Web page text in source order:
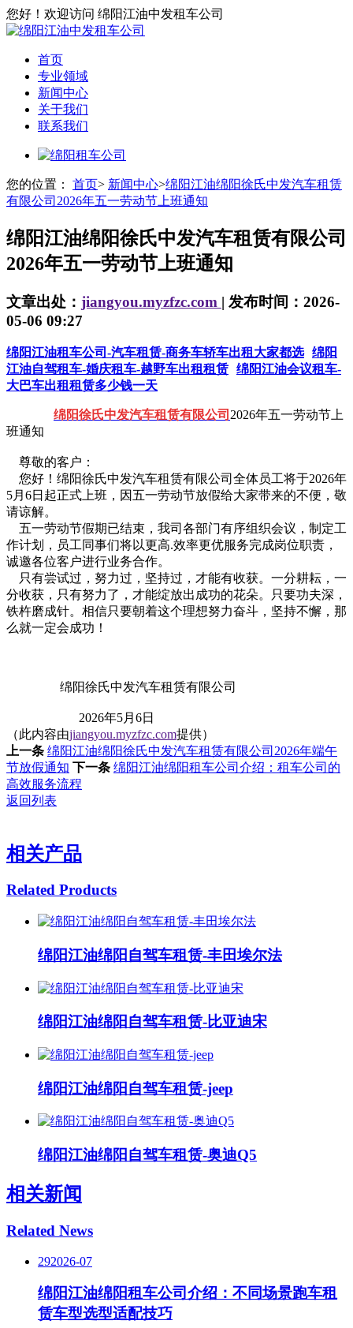
您好！欢迎访问 绵阳江油中发租车公司
首页
专业领域
新闻中心
关于我们
联系我们
您的位置： 首页> 新闻中心>绵阳江油绵阳徐氏中发汽车租赁
有限公司2026年五一劳动节上班通知
绵阳江油绵阳徐氏中发汽车租赁有限公司
2026年五一劳动节上班通知
文章出处： jiangyou.myzfzc.com | 发布时间：2026-
05-06 09:27
绵阳江油租车公司-汽车租赁-商务车轿车出租大家都选 绵阳
江油自驾租车-婚庆租车-越野车出租租赁 绵阳江油会议租车-
大巴车出租租赁多少钱一天
绵阳徐氏中发汽车租赁有限公司 2026年五一劳动节上
班通知
尊敬的客户：
您好！绵阳徐氏中发汽车租赁有限公司全体员工将于2026年
5月6日起正式上班，因五一劳动节放假给大家带来的不便，敬
请谅解。
五一劳动节假期已结束，我司各部门有序组织会议，制定工
作计划，员工同事们将以更高.效率更优服务完成岗位职责，
诚邀各位客户进行业务合作。
只有尝试过，努力过，坚持过，才能有收获。一分耕耘，一
分收获，只有努力了，才能绽放出成功的花朵。只要功夫深，
铁杵磨成针。相信只要朝着这个理想努力奋斗，坚持不懈，那
么就一定会成功！
绵阳徐氏中发汽车租赁有限公司
2026年5月6日
（此内容由jiangyou.myzfzc.com提供）
上一条 绵阳江油绵阳徐氏中发汽车租赁有限公司2026年端午
节放假通知 下一条 绵阳江油绵阳租车公司介绍：租车公司的
高效服务流程
返回列表
相关产品
Related Products
绵阳江油绵阳自驾车租赁-丰田埃尔法
绵阳江油绵阳自驾车租赁-比亚迪宋
绵阳江油绵阳自驾车租赁-jeep
绵阳江油绵阳自驾车租赁-奥迪Q5
相关新闻
Related News
292026-07
绵阳江油绵阳租车公司介绍：不同场景跑车租
赁车型选型适配技巧